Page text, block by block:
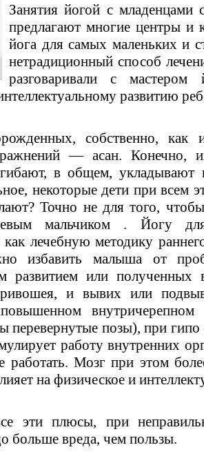
Занятия йогой с младенцами
предлагают многие центры и
йога для самых маленьких и
нетрадиционный способ
разговаривали с
развитию
собственно,
— асан.
в общем,
некоторые дети при всем
Точно не для того,
мальчиком . Йогу
лечебную методику
избавить малыша от
развитием или
и вывих или
перевернутые позы), при
работу внутренних
работать. Мозг при этом
на физическое и
эти плюсы, при
больше вреда, чем пользы.